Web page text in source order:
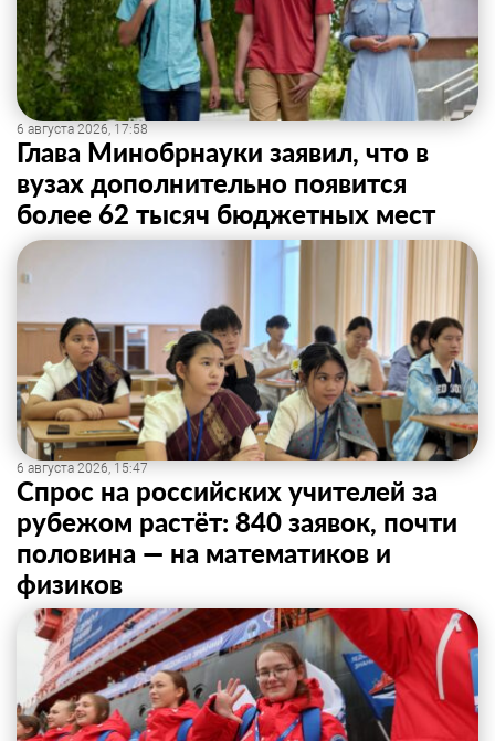
6 августа 2026, 17:58
Глава Минобрнауки заявил, что в
вузах дополнительно появится
более 62 тысяч бюджетных мест
6 августа 2026, 15:47
Спрос на российских учителей за
рубежом растёт: 840 заявок, почти
половина — на математиков и
физиков